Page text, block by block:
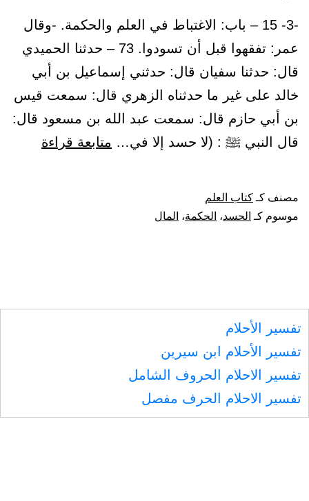
-3- 15 – باب: الاغتباط في العلم والحكمة. -وقال
عمر: تفقهوا قبل أن تسودوا. 73 – حدثنا الحميدي
قال: حدثنا سفيان قال: حدثني إسماعيل بن أبي
خالد على غير ما حدثناه الزهري قال: سمعت قيس
بن أبي حازم قال: سمعت عبد الله بن مسعود قال:
قال النبي ﷺ : (لا حسد إلا في… متابعة قراءة
مصنف كـكتاب العلم
موسوم كـ الحسد، الحكمة، المال
تفسير الأحلام
تفسير الأحلام ابن سيرين
تفسير الاحلام الحروف الشامل
تفسير الاحلام الحرف مفصل